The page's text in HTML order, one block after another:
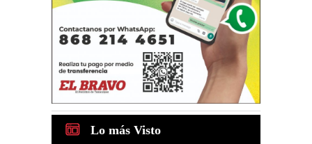
Lo más Visto